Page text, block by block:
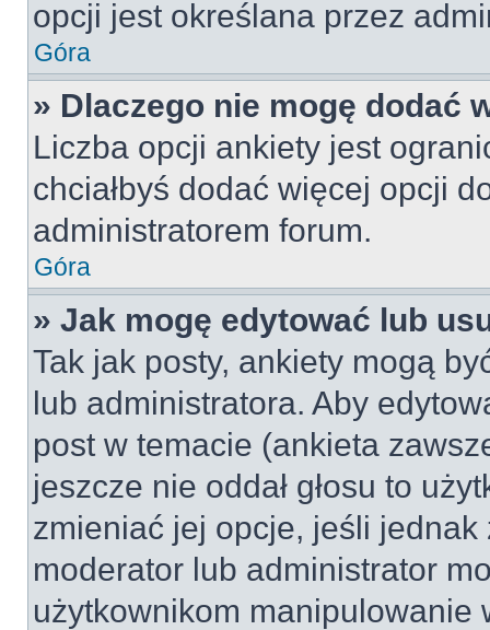
opcji jest określana przez
Góra
» Dlaczego nie mogę dodać
Liczba opcji ankiety jest
chciałbyś dodać więcej opcji
administratorem forum.
Góra
» Jak mogę edytować lub
Tak jak posty, ankiety mogą
lub administratora. Aby
post w temacie (ankieta
jeszcze nie oddał głosu to
zmieniać jej opcje, jeśli jednak
moderator lub administrator
użytkownikom manipulowanie